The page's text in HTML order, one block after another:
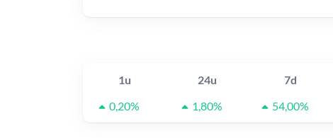
1u 24u 7d
0,20%
1,80% 54,00%